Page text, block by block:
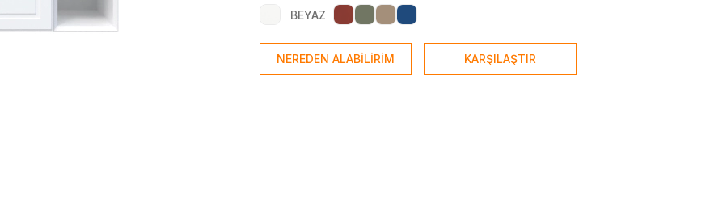
BEYAZ
NEREDEN ALABİLİRİM KARŞILAŞTIR